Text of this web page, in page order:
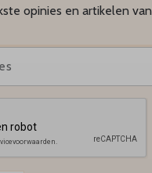
opinies en artikelen van